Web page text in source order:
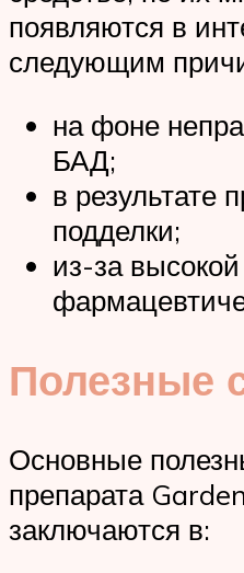
появляются в
следующим
на фоне
БАД;
в результате
подделки;
из-за
Полезные
Основные
препарата
заключаются в: